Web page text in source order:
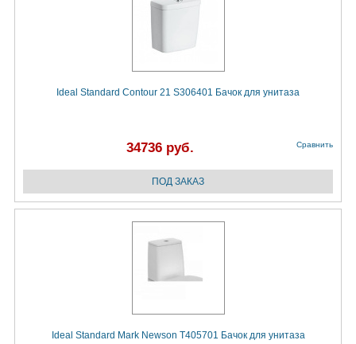
Ideal Standard Contour 21 S306401 Бачок для унитаза
34736 руб. Сравнить
Ideal Standard Mark Newson T405701 Бачок для унитаза